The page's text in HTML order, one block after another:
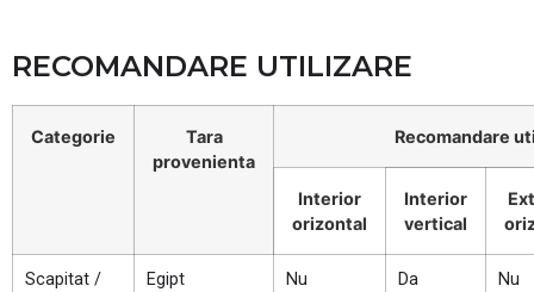
RECOMANDARE UTILIZARE
Categorie
Tara
provenienta
Recomandare
Interior
orizontal
Interior
vertical
Scapitat /
Egipt Nu Da Nu